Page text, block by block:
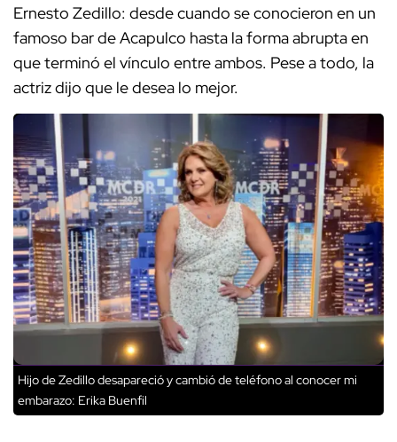
Ernesto Zedillo: desde cuando se conocieron en un
famoso bar de Acapulco hasta la forma abrupta en
que terminó el vínculo entre ambos. Pese a todo, la
actriz dijo que le desea lo mejor.
Hijo de Zedillo desapareció y cambió de teléfono al conocer mi
embarazo: Erika Buenfil